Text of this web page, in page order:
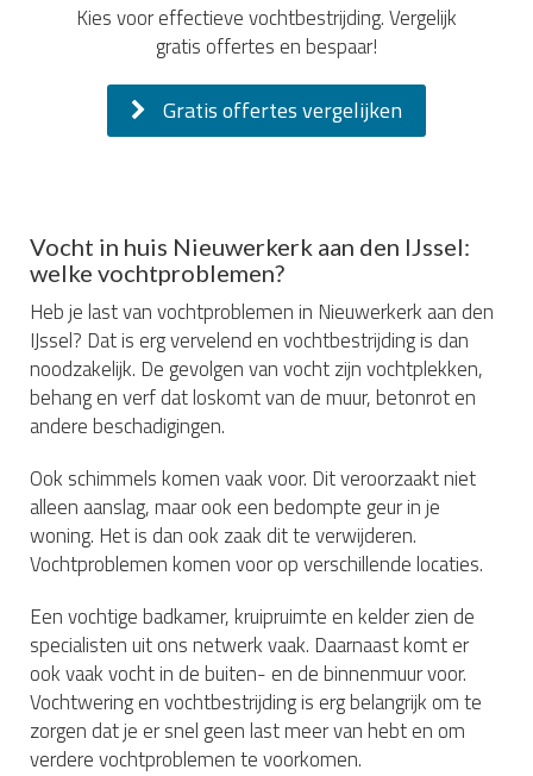
Kies voor effectieve vochtbestrijding. Vergelijk
gratis offertes en bespaar!
Gratis offertes vergelijken
Vocht in huis Nieuwerkerk aan den IJssel:
welke vochtproblemen?
Heb je last van vochtproblemen in Nieuwerkerk aan den
IJssel? Dat is erg vervelend en vochtbestrijding is dan
noodzakelijk. De gevolgen van vocht zijn vochtplekken,
behang en verf dat loskomt van de muur, betonrot en
andere beschadigingen.
Ook schimmels komen vaak voor. Dit veroorzaakt niet
alleen aanslag, maar ook een bedompte geur in je
woning. Het is dan ook zaak dit te verwijderen.
Vochtproblemen komen voor op verschillende locaties.
Een vochtige badkamer, kruipruimte en kelder zien de
specialisten uit ons netwerk vaak. Daarnaast komt er
ook vaak vocht in de buiten- en de binnenmuur voor.
Vochtwering en vochtbestrijding is erg belangrijk om te
zorgen dat je er snel geen last meer van hebt en om
verdere vochtproblemen te voorkomen.